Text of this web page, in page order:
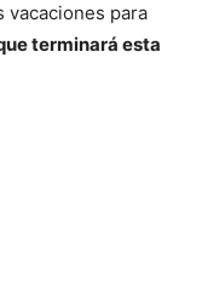
vacaciones para
terminará esta